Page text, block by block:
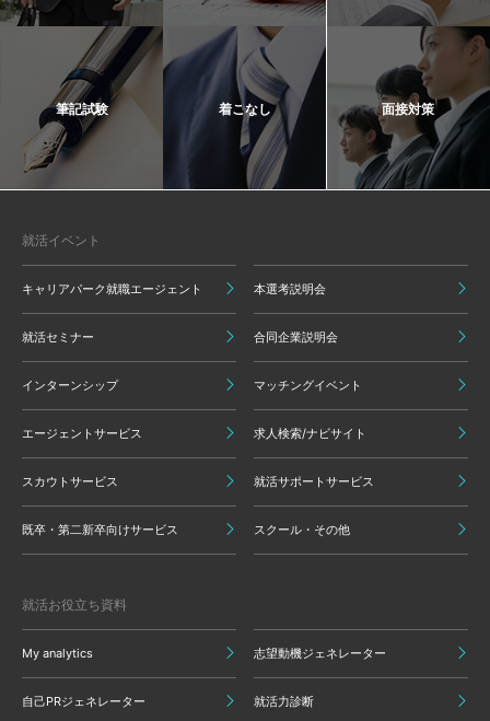
筆記試験 着こなし 面接対策
就活イベント
キャリアパーク就職エージェント 本選考説明会
就活セミナー 合同企業説明会
インターンシップ マッチングイベント
エージェントサービス 求人検索/ナビサイト
スカウトサービス 就活サポートサービス
既卒・第二新卒向けサービス スクール・その他
就活お役立ち資料
My analytics 志望動機ジェネレーター
自己PRジェネレーター 就活力診断